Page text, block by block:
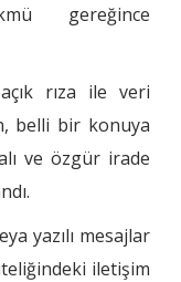
gereğince
rıza ile veri
belli bir konuya
ve özgür irade
yazılı mesajlar
iletişim